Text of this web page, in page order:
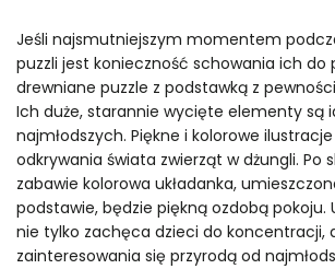
zamówieniach
100€
Jeśli najsmutniejszym momentem
puzzli jest konieczność schowania ich do
drewniane puzzle z podstawką z
Ich duże, starannie wycięte elementy są
najmłodszych. Piękne i kolorowe
odkrywania świata zwierząt w dżungli. Po
zabawie kolorowa układanka,
podstawie, będzie piękną ozdobą pokoju.
nie tylko zachęca dzieci do koncentracji,
zainteresowania się przyrodą od